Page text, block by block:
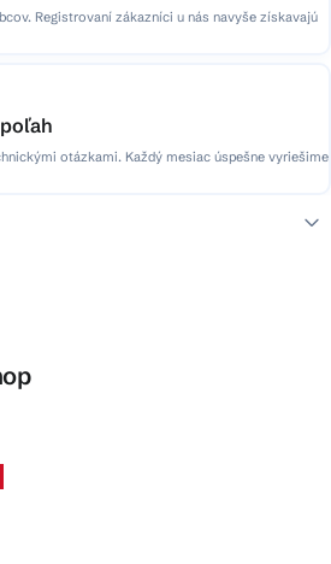
Registrovaní zákazníci u nás navyše získavajú
otázkami. Každý mesiac úspešne vyriešime